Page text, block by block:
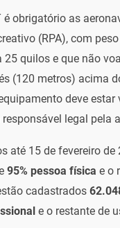
é obrigatório as
(RPA), com
quilos e que não
(120 metros) acima
deve
legal pela
até 15 de fevereiro
95% pessoa física e o
cadastrados
e o restante de